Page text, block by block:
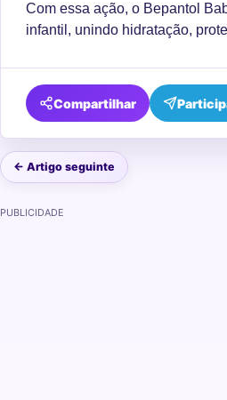
Com essa ação, o Bepantol
infantil, unindo hidratação,
Compartilhar
← Artigo seguinte
PUBLICIDADE